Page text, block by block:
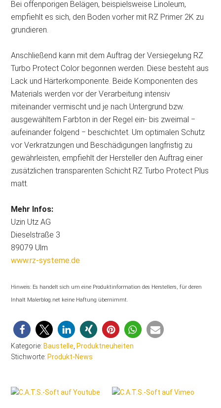
Bei offenporigen Belägen, beispielsweise Linoleum,
empfiehlt es sich, den Boden vorher mit RZ Primer 2K zu
grundieren.
Anschließend kann mit dem Auftrag der Versiegelung RZ
Turbo Protect Color begonnen werden. Diese besteht aus
Lack und Härterkomponente. Beide Komponenten des
Materials werden vor der Verarbeitung intensiv
miteinander vermischt und je nach Untergrund bzw.
ausgewähltem Farbton in der Regel ein- bis zweimal ‒
aufeinander folgend ‒ beschichtet. Um optimalen Schutz
vor Verkratzungen und Beschädigungen langfristig zu
gewährleisten, empfiehlt der Hersteller den Auftrag einer
zusätzlichen transparenten Schicht RZ Turbo Protect Plus
matt.
Mehr Infos:
Uzin Utz AG
Dieselstraße 3
89079 Ulm
www.rz-systeme.de
Hinweis: Es handelt sich um eine Produktinformation des Herstellers, für deren
Inhalt Malerblog.net keine Haftung übernimmt.
Kategorie:Baustelle ,Produktneuheiten
Stichworte:Produkt-News
Seitenspalte